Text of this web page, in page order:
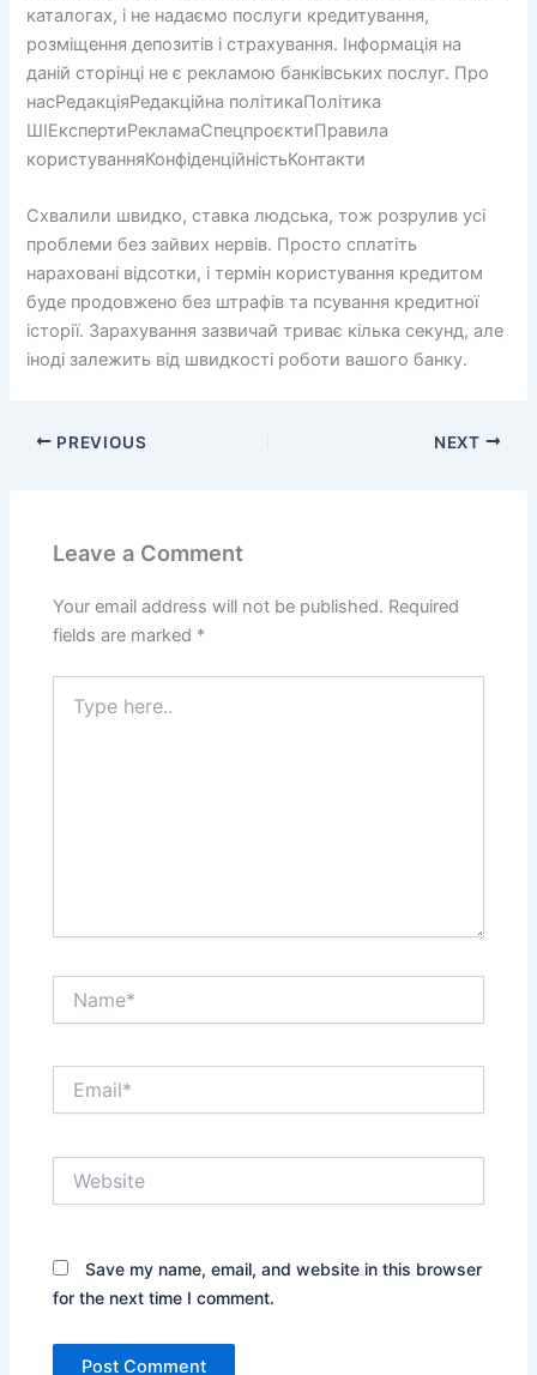
каталогах, і не надаємо послуги кредитування,
розміщення депозитів і страхування. Інформація на
даній сторінці не є рекламою банківських послуг. Про
насРедакціяРедакційна політикаПолітика
ШІЕкспертиРекламаСпецпроєктиПравила
користуванняКонфіденційністьКонтакти
Схвалили швидко, ставка людська, тож розрулив усі
проблеми без зайвих нервів. Просто сплатіть
нараховані відсотки, і термін користування кредитом
буде продовжено без штрафів та псування кредитної
історії. Зарахування зазвичай триває кілька секунд, але
іноді залежить від швидкості роботи вашого банку.
PREVIOUS NEXT
Leave a Comment
Your email address will not be published. Required
fields are marked *
here..
Save my name, email, and website in this browser
for the next time I comment.